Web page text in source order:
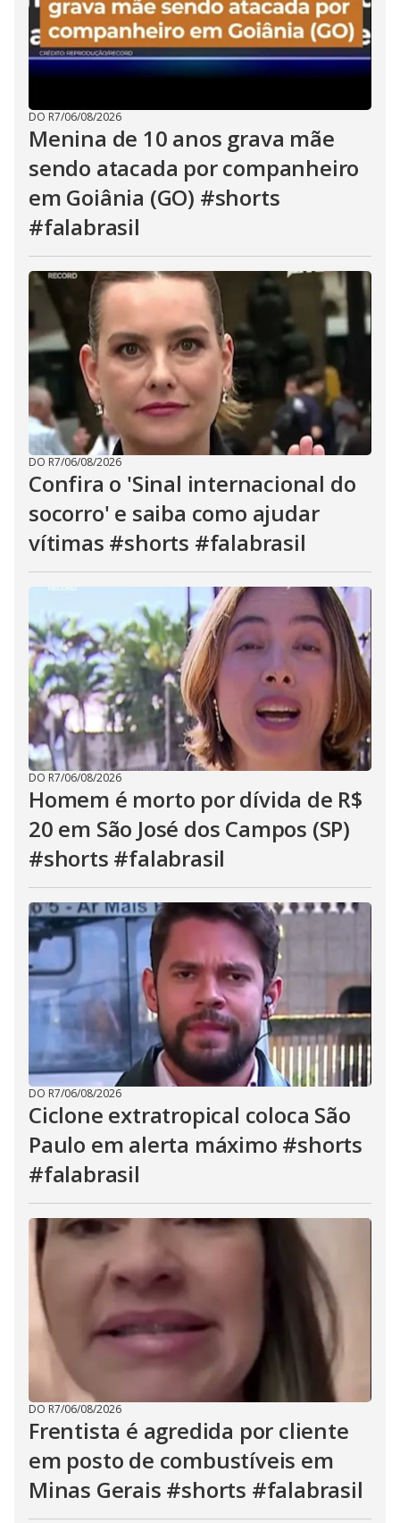
DO R7/06/08/2026
Menina de 10 anos grava mãe
sendo atacada por companheiro
em Goiânia (GO) #shorts
#falabrasil
DO R7/06/08/2026
Confira o 'Sinal internacional do
socorro' e saiba como ajudar
vítimas #shorts #falabrasil
DO R7/06/08/2026
Homem é morto por dívida de R$
20 em São José dos Campos (SP)
#shorts #falabrasil
DO R7/06/08/2026
Ciclone extratropical coloca São
Paulo em alerta máximo #shorts
#falabrasil
DO R7/06/08/2026
Frentista é agredida por cliente
em posto de combustíveis em
Minas Gerais #shorts #falabrasil